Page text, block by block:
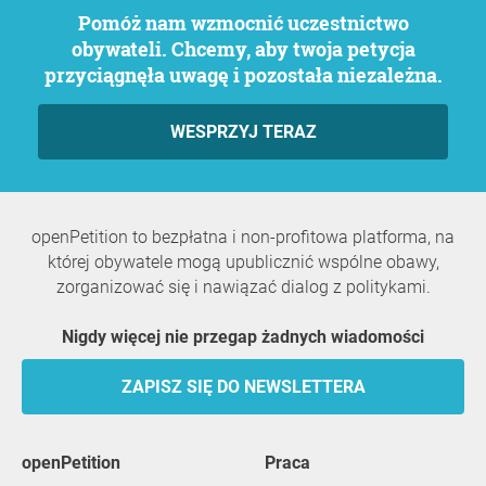
Pomóż nam wzmocnić uczestnictwo
obywateli. Chcemy, aby twoja petycja
przyciągnęła uwagę i pozostała niezależna.
WESPRZYJ TERAZ
openPetition to bezpłatna i non-profitowa platforma, na
której obywatele mogą upublicznić wspólne obawy,
zorganizować się i nawiązać dialog z politykami.
Nigdy więcej nie przegap żadnych wiadomości
ZAPISZ SIĘ DO NEWSLETTERA
openPetition praca